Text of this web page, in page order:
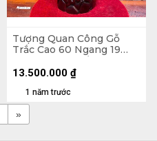
Tượng Quan Công Gỗ
Trắc Cao 60 Ngang 19
(cm)
1 năm trước
13.500.000 ₫
»